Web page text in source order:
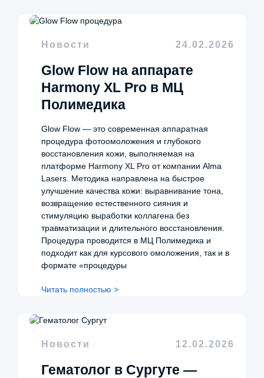
Новости 24.02.2026
Glow Flow на аппарате
Harmony XL Pro в МЦ
Полимедика
Glow Flow — это современная аппаратная
процедура фотоомоложения и глубокого
восстановления кожи, выполняемая на
платформе Harmony XL Pro от компании Alma
Lasers. Методика направлена на быстрое
улучшение качества кожи: выравнивание тона,
возвращение естественного сияния и
стимуляцию выработки коллагена без
травматизации и длительного восстановления.
Процедура проводится в МЦ Полимедика и
подходит как для курсового омоложения, так и в
формате «процедуры
Читать полностью >
Новости 12.02.2026
Гематолог в Сургуте —